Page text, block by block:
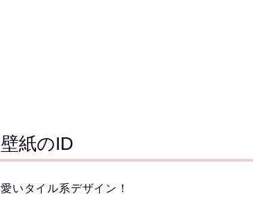
紙のID
いタイル系デザイン！